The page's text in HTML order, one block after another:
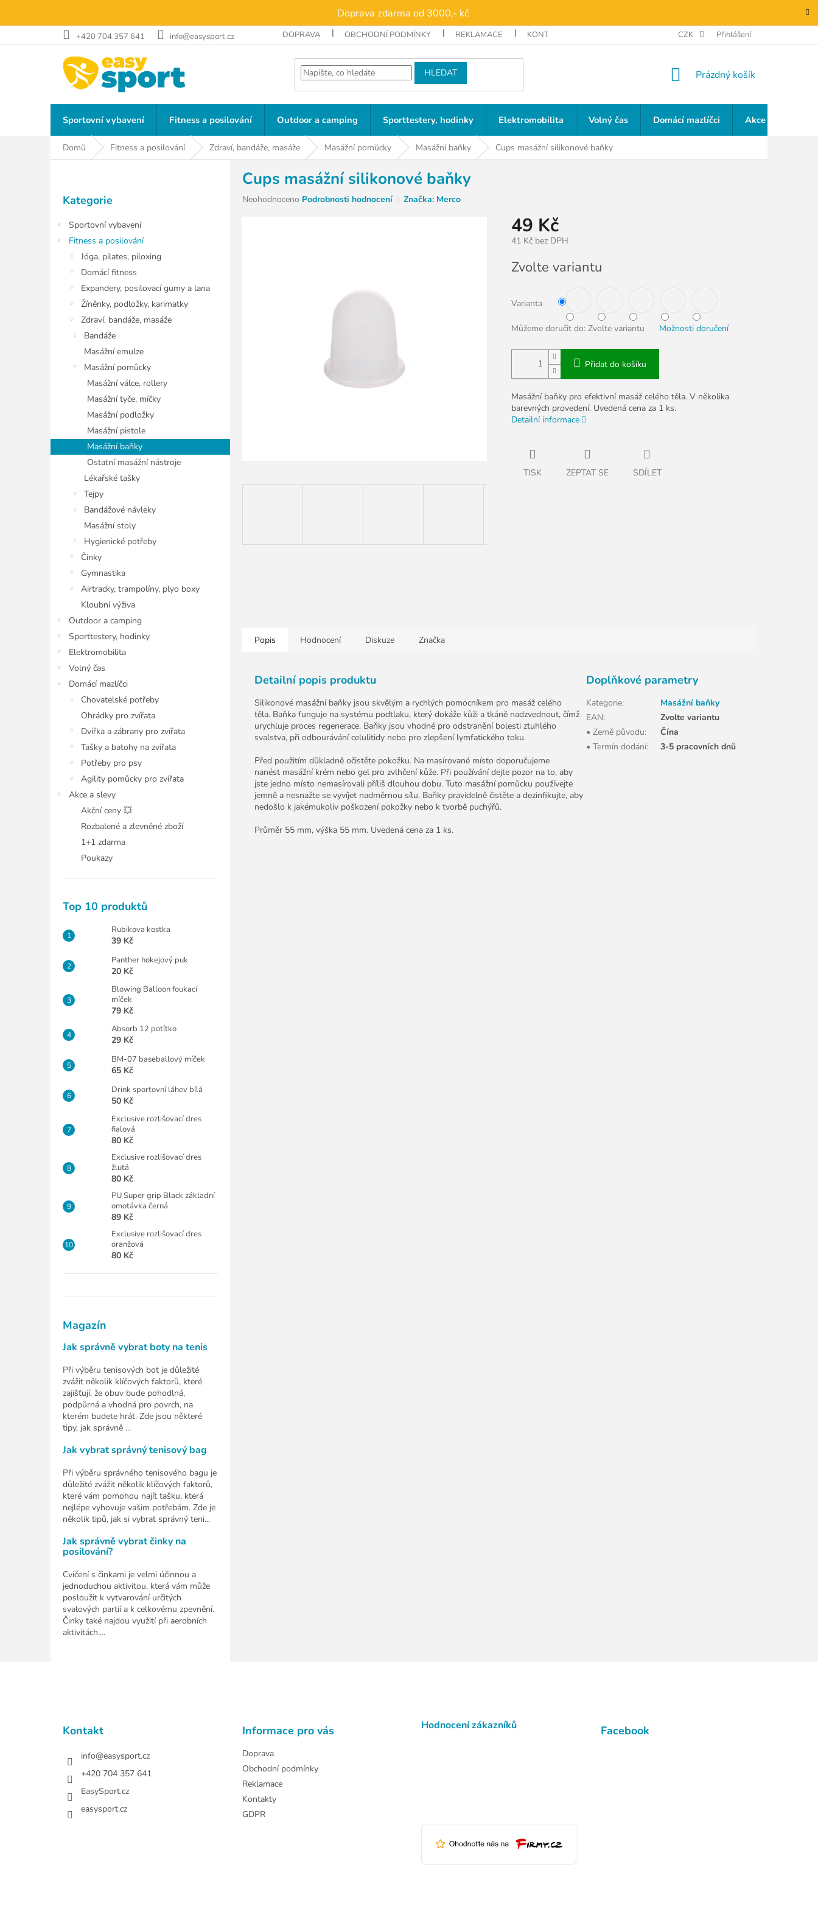
obsah
Doprava zdarma od 3000,- kč
+420 704 357 641 info@easysport.cz DOPRAVA OBCHODNÍ PODMÍNKY REKLAMACE KONTAKTY CZK Přihlášení
HLEDAT
NÁKUPNÍ
Prázdný košík
Sportovní vybavení Fitness a posilování Outdoor a camping Sporttestery, hodinky Elektromobilita Volný čas Domácí mazlíčci Akce a slevy
Domů Fitness a posilování Zdraví, bandáže, masáže Masážní pomůcky Masážní baňky Cups masážní silikonové baňky
P
kategorie
Kategorie
Sportovní vybavení
Fitness a posilování
Jóga, pilates, piloxing
Domácí fitness
Expandery, posilovací gumy a lana
Žíněnky, podložky, karimatky
Zdraví, bandáže, masáže
Bandáže
Masážní emulze
Masážní pomůcky
Masážní válce, rollery
Masážní tyče, míčky
Masážní podložky
Masážní pistole
Masážní baňky
Ostatní masážní nástroje
Lékařské tašky
Tejpy
Bandážové návleky
Masážní stoly
Hygienické potřeby
Činky
Gymnastika
Airtracky, trampolíny, plyo boxy
Kloubní výživa
Outdoor a camping
Sporttestery, hodinky
Elektromobilita
Volný čas
Domácí mazlíčci
Chovatelské potřeby
Ohrádky pro zvířata
Dvířka a zábrany pro zvířata
Tašky a batohy na zvířata
Potřeby pro psy
Agility pomůcky pro zvířata
Akce a slevy
Akční ceny 💥
Rozbalené a zlevněné zboží
1+1 zdarma
Poukazy
Top 10 produktů
Rubikova kostka
39 Kč
Panther hokejový puk
20 Kč
Blowing Balloon foukací
míček
79 Kč
Absorb 12 potítko
29 Kč
BM-07 baseballový míček
65 Kč
Drink sportovní láhev bílá
50 Kč
Exclusive rozlišovací dres
fialová
80 Kč
Exclusive rozlišovací dres
žlutá
80 Kč
PU Super grip Black základní
omotávka černá
89 Kč
Exclusive rozlišovací dres
oranžová
80 Kč
Magazín
Jak správně vybrat boty na tenis
Při výběru tenisových bot je důležité
zvážit několik klíčových faktorů, které
zajišťují, že obuv bude pohodlná,
podpůrná a vhodná pro povrch, na
kterém budete hrát. Zde jsou některé
tipy, jak správně ...
Jak vybrat správný tenisový bag
Při výběru správného tenisového bagu je
důležité zvážit několik klíčových faktorů,
které vám pomohou najít tašku, která
nejlépe vyhovuje vašim potřebám. Zde je
několik tipů, jak si vybrat správný teni...
Jak správně vybrat činky na
posilování?
Cvičení s činkami je velmi účinnou a
jednoduchou aktivitou, která vám může
posloužit k vytvarování určitých
svalových partií a k celkovému zpevnění.
Činky také najdou využití při aerobních
aktivitách....
Cups masážní silikonové baňky
Průměrné
Neohodnoceno Podrobnosti hodnocení Značka: Merco
49 Kč
41 Kč bez DPH
cena:
Zvolte variantu
Varianta
Můžeme doručit do: Zvolte variantu Možnosti doručení
Přidat do košíku
Masážní baňky pro efektivní masáž celého těla. V několika
barevných provedení. Uvedená cena za 1 ks.
Detailní informace
TISK ZEPTAT SE SDÍLET
Popis Hodnocení Diskuze Značka
Detailní popis produktu
Silikonové masážní baňky jsou skvělým a rychlých pomocníkem pro masáž celého
těla. Baňka funguje na systému podtlaku, který dokáže kůži a tkáně nadzvednout, čímž
urychluje proces regenerace. Baňky jsou vhodné pro odstranění bolesti ztuhlého
svalstva, při odbourávání celulitidy nebo pro zlepšení lymfatického toku.
Před použitím důkladně očistěte pokožku. Na masírované místo doporučujeme
nanést masážní krém nebo gel pro zvlhčení kůže. Při používání dejte pozor na to, aby
jste jedno místo nemasírovali příliš dlouhou dobu. Tuto masážní pomůcku používejte
jemně a nesnažte se vyvíjet nadměrnou sílu. Baňky pravidelně čistěte a dezinfikujte, aby
nedošlo k jakémukoliv poškození pokožky nebo k tvorbě puchýřů.
Průměr 55 mm, výška 55 mm. Uvedená cena za 1 ks.
Doplňkové parametry
Kategorie:
Masážní baňky
EAN:
Zvolte variantu
• Země původu:
Čína
• Termín dodání: 3-5 pracovních dnů
Kontakt
info@easysport.cz
+420 704 357 641
EasySport.cz
easysport.cz
Informace pro vás
Doprava
Obchodní podmínky
Reklamace
Kontakty
GDPR
Hodnocení zákazníků Facebook